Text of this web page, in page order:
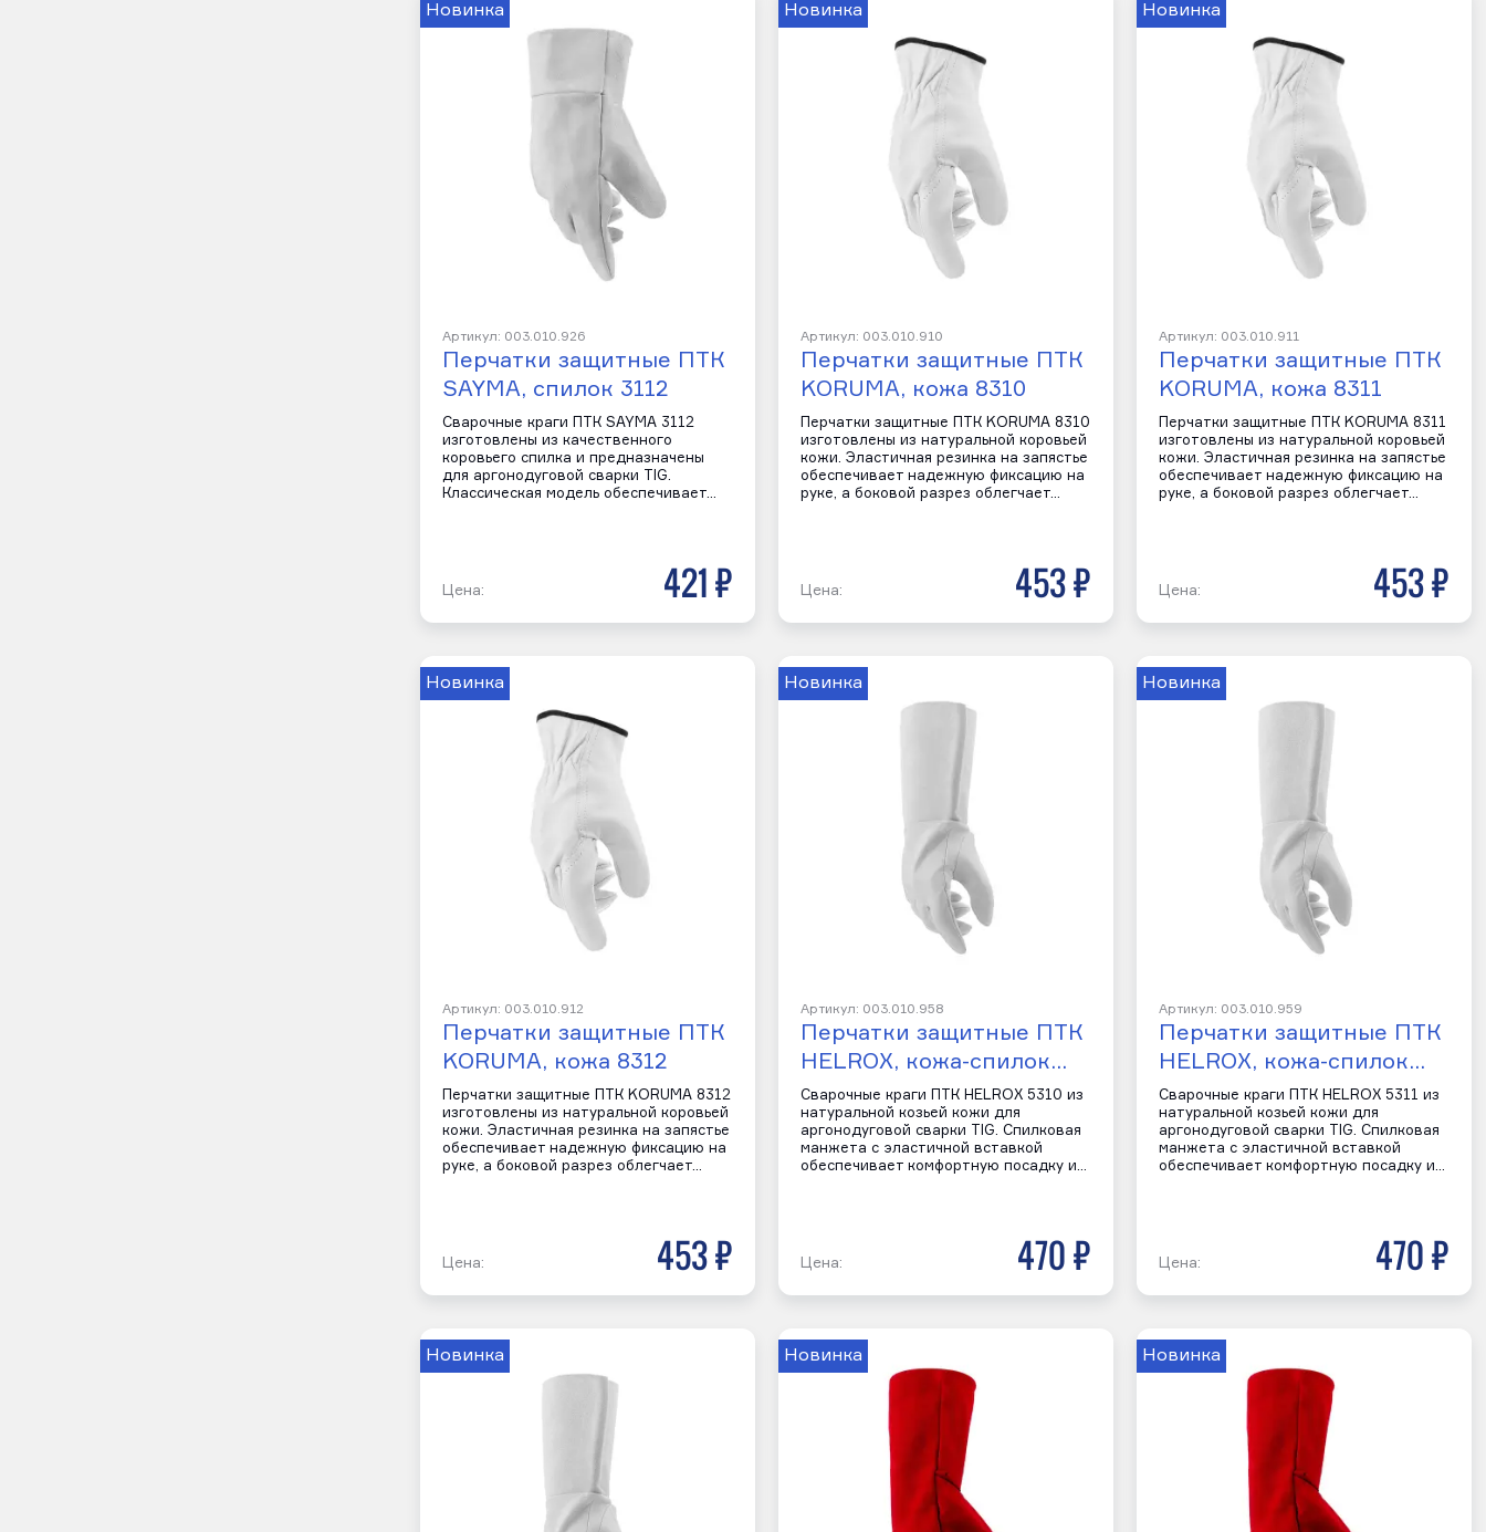
Новинка
Артикул: 003.010.926
Перчатки защитные ПТК
SAYMA, спилок 3112
Сварочные краги ПТК SAYMA 3112
изготовлены из качественного
коровьего спилка и предназначены
для аргонодуговой сварки TIG.
Классическая модель обеспечивает…
Цена: 421 р
Новинка
Артикул: 003.010.910
Перчатки защитные ПТК
KORUMA, кожа 8310
Перчатки защитные ПТК KORUMA 8310
изготовлены из натуральной коровьей
кожи. Эластичная резинка на запястье
обеспечивает надежную фиксацию на
руке, а боковой разрез облегчает…
Цена: 453 р
Новинка
Артикул: 003.010.911
Перчатки защитные ПТК
KORUMA, кожа 8311
Перчатки защитные ПТК KORUMA 8311
изготовлены из натуральной коровьей
кожи. Эластичная резинка на запястье
обеспечивает надежную фиксацию на
руке, а боковой разрез облегчает…
Цена: 453 р
Новинка
Артикул: 003.010.912
Перчатки защитные ПТК
KORUMA, кожа 8312
Перчатки защитные ПТК KORUMA 8312
изготовлены из натуральной коровьей
кожи. Эластичная резинка на запястье
обеспечивает надежную фиксацию на
руке, а боковой разрез облегчает…
Цена: 453 р
Новинка
Артикул: 003.010.958
Перчатки защитные ПТК
HELROX, кожа-спилок…
Сварочные краги ПТК HELROX 5310 из
натуральной козьей кожи для
аргонодуговой сварки TIG. Спилковая
манжета с эластичной вставкой
обеспечивает комфортную посадку и…
Цена: 470 р
Новинка
Артикул: 003.010.959
Перчатки защитные ПТК
HELROX, кожа-спилок…
Сварочные краги ПТК HELROX 5311 из
натуральной козьей кожи для
аргонодуговой сварки TIG. Спилковая
манжета с эластичной вставкой
обеспечивает комфортную посадку и…
Цена: 470 р
Новинка Новинка Новинка